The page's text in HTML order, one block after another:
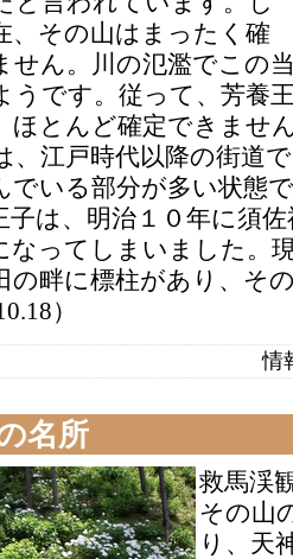
、その山はまったく確
せん。川の氾濫でこの
うです。従って、芳養
ほとんど確定できませ
、江戸時代以降の街道
でいる部分が多い状態
は、明治１０年に須
なってしまいました。
の畔に標柱があり、そ
）
情
名所
救馬渓
その山
り、天